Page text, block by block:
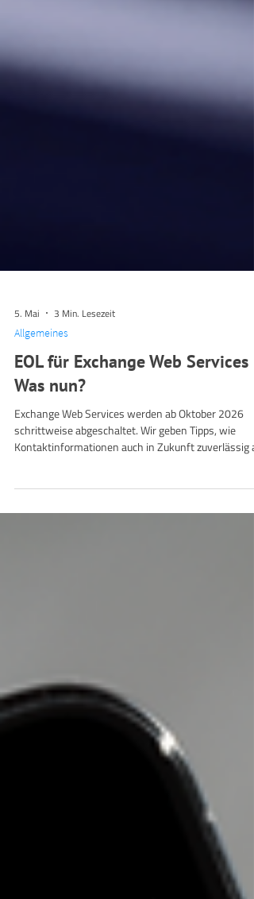
5. Mai 3 Min. Lesezeit
Allgemeines
EOL für Exchange Web Services –
Was nun?
Exchange Web Services werden ab Oktober 2026
Kontaktinformationen auch in Zukunft zuverlässig